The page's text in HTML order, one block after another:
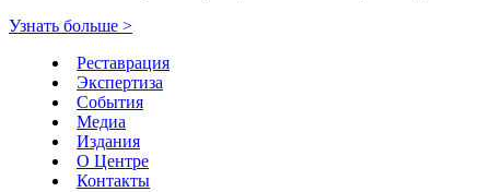
Узнать больше >
Реставрация
Экспертиза
События
Медиа
Издания
О Центре
Контакты